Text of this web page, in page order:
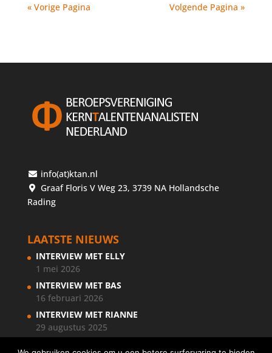
« Vorige Pagina Volgende Pagina »
info(at)ktan.nl
Graaf Floris V Weg 23, 3739 NA Hollandsche
Rading
LAATSTE NIEUWS
INTERVIEW MET ELLY
1 mei 2026
INTERVIEW MET BAS
16 februari 2026
INTERVIEW MET RIANNE
29 augustus 2025